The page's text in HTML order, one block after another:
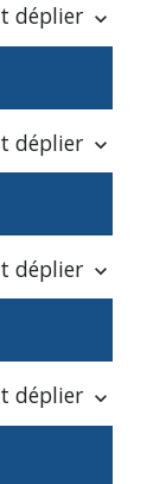
déplier keyboard_arrow_down
déplier keyboard_arrow_down
déplier keyboard_arrow_down
déplier keyboard_arrow_down